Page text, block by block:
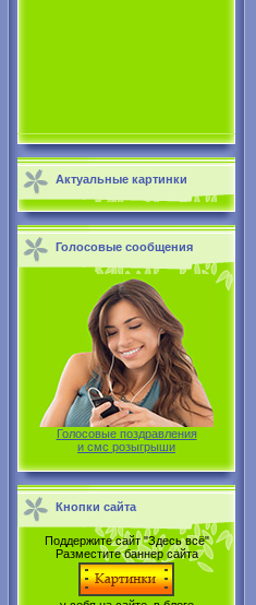
Актуальные картинки
Голосовые сообщения
Голосовые поздравления
и смс розыгрыши
Кнопки сайта
Поддержите сайт "Здесь всё"
Разместите баннер сайта